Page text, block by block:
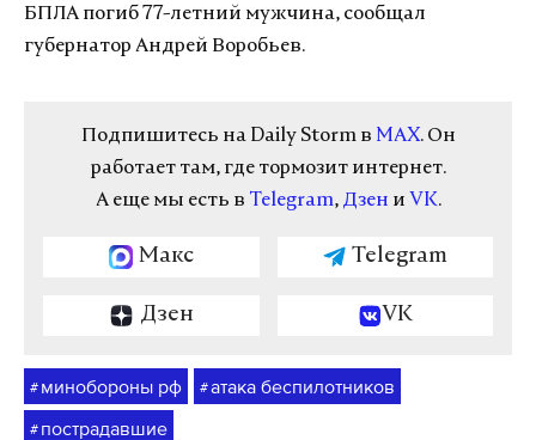
БПЛА погиб 77-летний мужчина, сообщал
губернатор Андрей Воробьев.
Подпишитесь на Daily Storm в MAX. Он
работает там, где тормозит интернет.
А еще мы есть в Telegram, Дзен и VK.
Макс Telegram
Дзен VK
# минобороны рф #атака беспилотников
# пострадавшие